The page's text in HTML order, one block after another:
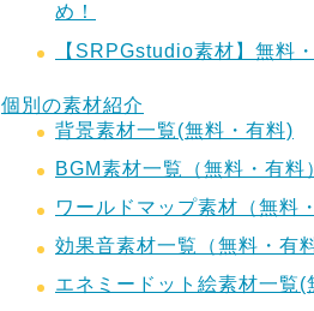
め！
【SRPGstudio素材】無料
個別の素材紹介
背景素材一覧(無料・有料)
BGM素材一覧（無料・有料
ワールドマップ素材（無料
効果音素材一覧（無料・有料
エネミードット絵素材一覧(